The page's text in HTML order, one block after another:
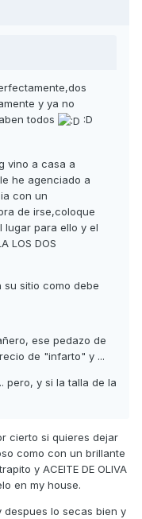
y ya no
todos
:D
vino a casa a
he agenciado a
con un
de irse,coloque
lugar para ello y el
LOS DOS
su sitio como debe
ese pedazo de
de "infarto" y ...
pero, y si la talla de la
cierto si quieres dejar
como con un brillante
y ACEITE DE OLIVA
en my house.
despues lo secas bien y